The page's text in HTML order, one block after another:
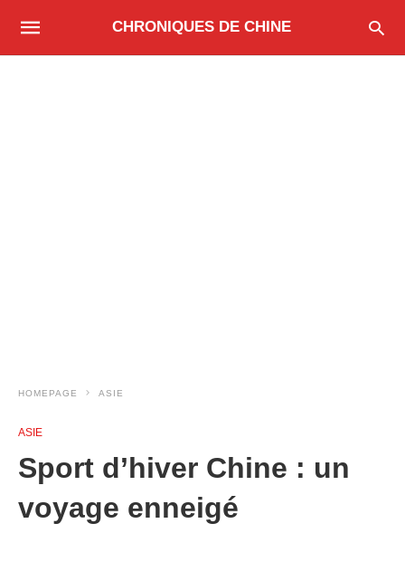
CHRONIQUES DE CHINE
HOMEPAGE ASIE
ASIE
Sport d’hiver Chine : un
voyage enneigé